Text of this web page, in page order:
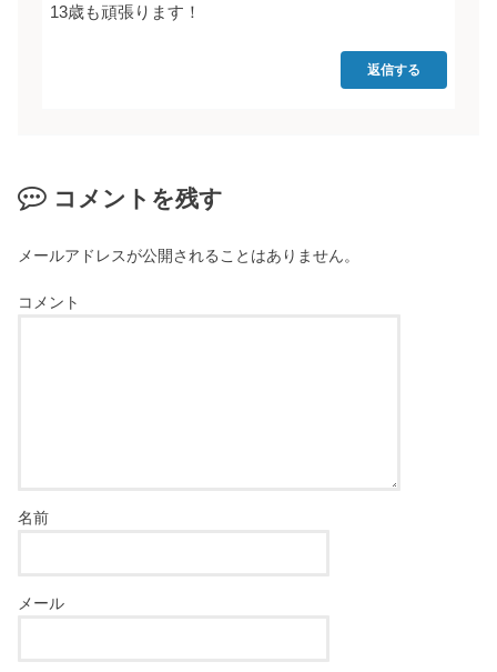
13歳も頑張ります！
返信する
コメントを残す
メールアドレスが公開されることはありません。
コメント
名前
メール